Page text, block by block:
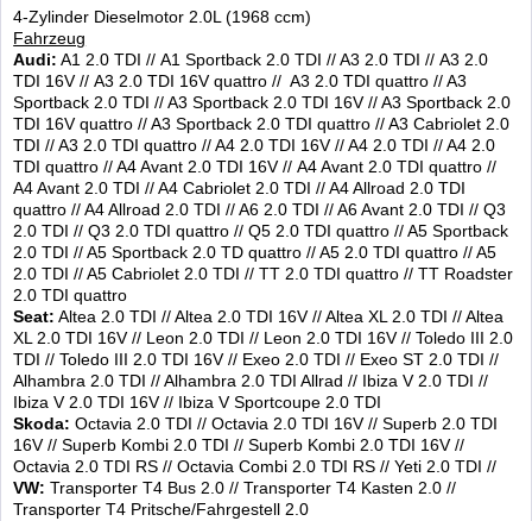
/ BVA /
4-Zylinder Dieselmotor 2.0L (1968 ccm)
Fahrzeug
Audi: A1 2.0 TDI // A1 Sportback 2.0 TDI // A3 2.0 TDI // A3 2.0
TDI 16V // A3 2.0 TDI 16V quattro // A3 2.0 TDI quattro // A3
Sportback 2.0 TDI // A3 Sportback 2.0 TDI 16V // A3 Sportback 2.0
TDI 16V quattro // A3 Sportback 2.0 TDI quattro // A3 Cabriolet 2.0
TDI // A3 2.0 TDI quattro // A4 2.0 TDI 16V // A4 2.0 TDI // A4 2.0
TDI quattro // A4 Avant 2.0 TDI 16V // A4 Avant 2.0 TDI quattro //
A4 Avant 2.0 TDI // A4 Cabriolet 2.0 TDI // A4 Allroad 2.0 TDI
quattro // A4 Allroad 2.0 TDI // A6 2.0 TDI // A6 Avant 2.0 TDI // Q3
2.0 TDI // Q3 2.0 TDI quattro // Q5 2.0 TDI quattro // A5 Sportback
2.0 TDI // A5 Sportback 2.0 TD quattro // A5 2.0 TDI quattro // A5
2.0 TDI // A5 Cabriolet 2.0 TDI // TT 2.0 TDI quattro // TT Roadster
2.0 TDI quattro
Seat: Altea 2.0 TDI // Altea 2.0 TDI 16V // Altea XL 2.0 TDI // Altea
XL 2.0 TDI 16V // Leon 2.0 TDI // Leon 2.0 TDI 16V // Toledo III 2.0
TDI // Toledo III 2.0 TDI 16V // Exeo 2.0 TDI // Exeo ST 2.0 TDI //
Alhambra 2.0 TDI // Alhambra 2.0 TDI Allrad // Ibiza V 2.0 TDI //
Ibiza V 2.0 TDI 16V // Ibiza V Sportcoupe 2.0 TDI
Skoda: Octavia 2.0 TDI // Octavia 2.0 TDI 16V // Superb 2.0 TDI
16V // Superb Kombi 2.0 TDI // Superb Kombi 2.0 TDI 16V //
Octavia 2.0 TDI RS // Octavia Combi 2.0 TDI RS // Yeti 2.0 TDI //
VW: Transporter T4 Bus 2.0 // Transporter T4 Kasten 2.0 //
Transporter T4 Pritsche/Fahrgestell 2.0